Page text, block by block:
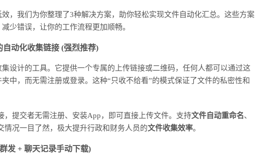
，我们为你整理了3种解决方案，助你轻松实现文件自动化汇总。这些方案
少错误，让你的工作流程更加顺畅。
自动化收集链接 (强烈推荐)
设计的工具。它提供一个专属的上传链接或二维码，任何人都可以通过这
中，而无需注册或登录。这种“只收不给看”的模式保证了文件的私密性和
，提交者无需注册、安装App，即可直接上传文件。支持文件自动重命名、
情况一目了然，极大提升行政和财务人员的文件收集效率。
发 + 聊天记录手动下载)